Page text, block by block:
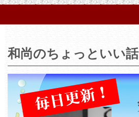
和尚のちょっといい話